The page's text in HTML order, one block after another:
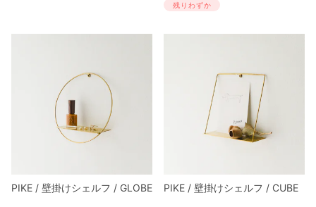
残りわずか
PIKE / 壁掛けシェルフ / GLOBE PIKE / 壁掛けシェルフ / CUBE